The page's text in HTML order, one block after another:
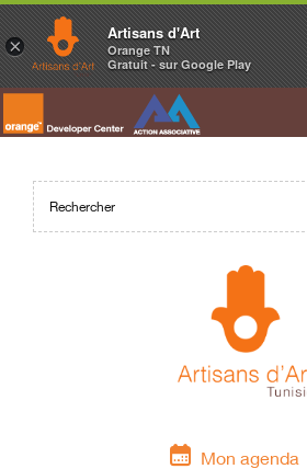
Mon agenda
×
Artisans d'Art
Orange TN
Gratuit - sur Google Play